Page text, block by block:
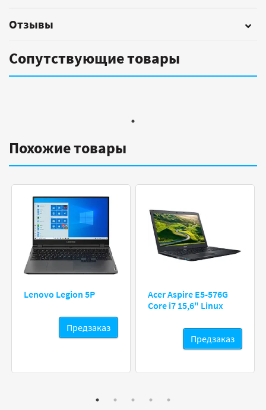
Отзывы
Сопутствующие товары
Похожие товары
Lenovo Legion 5P
Предзаказ
Acer Aspire E5-576G
Core i7 15,6" Linux
Предзаказ